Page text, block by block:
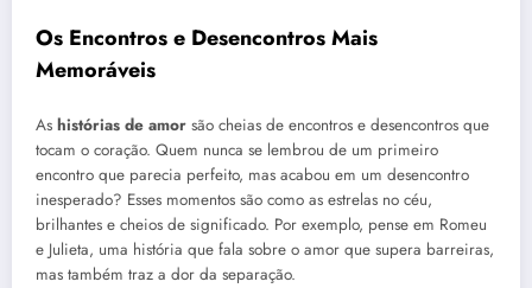
Os Encontros e Desencontros Mais
Memoráveis
As histórias de amor são cheias de encontros e desencontros que
tocam o coração. Quem nunca se lembrou de um primeiro
encontro que parecia perfeito, mas acabou em um desencontro
inesperado? Esses momentos são como as estrelas no céu,
brilhantes e cheios de significado. Por exemplo, pense em Romeu
e Julieta, uma história que fala sobre o amor que supera barreiras,
mas também traz a dor da separação.